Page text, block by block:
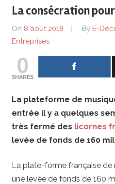
de
lentreprise
et
ses
dirigeants
La consécration
On 8 août 2018 By E-
Entreprises
0
SHARES
La plateforme de
entrée il y a quelques
très fermé des licornes
levée de fonds de 160
La plate-forme française de
une levée de fonds de 160